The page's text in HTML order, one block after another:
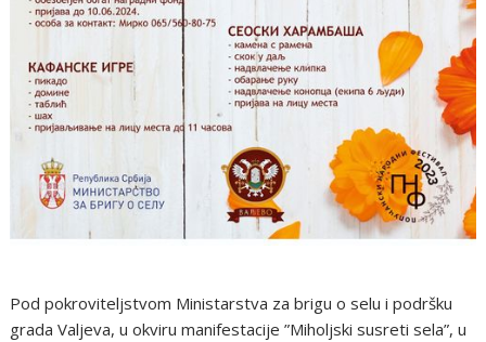
Pod pokroviteljstvom Ministarstva za brigu o selu i podršku
grada Valjeva, u okviru manifestacije ”Miholjski susreti sela”, u